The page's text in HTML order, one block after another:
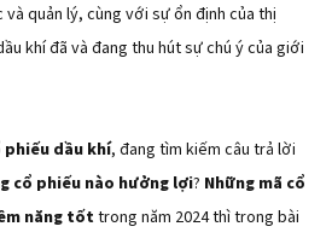
quản lý, cùng với sự ổn định của thị
khí đã và đang thu hút sự chú ý của giới
phiếu dầu khí, đang tìm kiếm câu trả lời
cổ phiếu nào hưởng lợi? Những mã cổ
năng tốttrong năm 2024 thì trong bài